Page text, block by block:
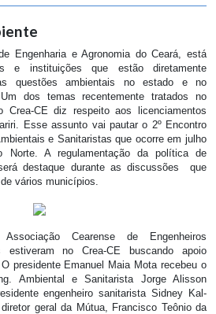
Engenharia e Agronomia do Ceará, está
e instituições que estão diretamente
questões ambientais no estado e no
dos temas recentemente tratados no
Crea-CE diz respeito aos licenciamentos
Esse assunto vai pautar o 2º Encontro
e Sanitaristas que ocorre em julho
Norte. A regulamentação da política de
destaque durante as discussões que
vários municípios.
Associação Cearense de Engenheiros
estiveram no Crea-CE buscando apoio
presidente Emanuel Maia Mota recebeu o
Ambiental e Sanitarista Jorge Alisson
engenheiro sanitarista Sidney Kal-
geral da Mútua, Francisco Teônio da